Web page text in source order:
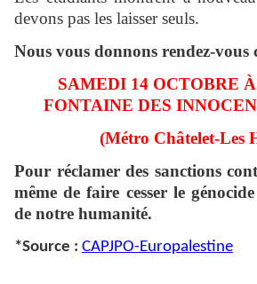
devons pas les laisser seuls.
Nous vous donnons rendez-vous
SAMEDI 14 OCTOBRE
FONTAINE DES
(Métro Châtelet-Les
Pour réclamer des sanctions
même de faire cesser le
de notre humanité.
*Source : CAPJPO-Europalestine